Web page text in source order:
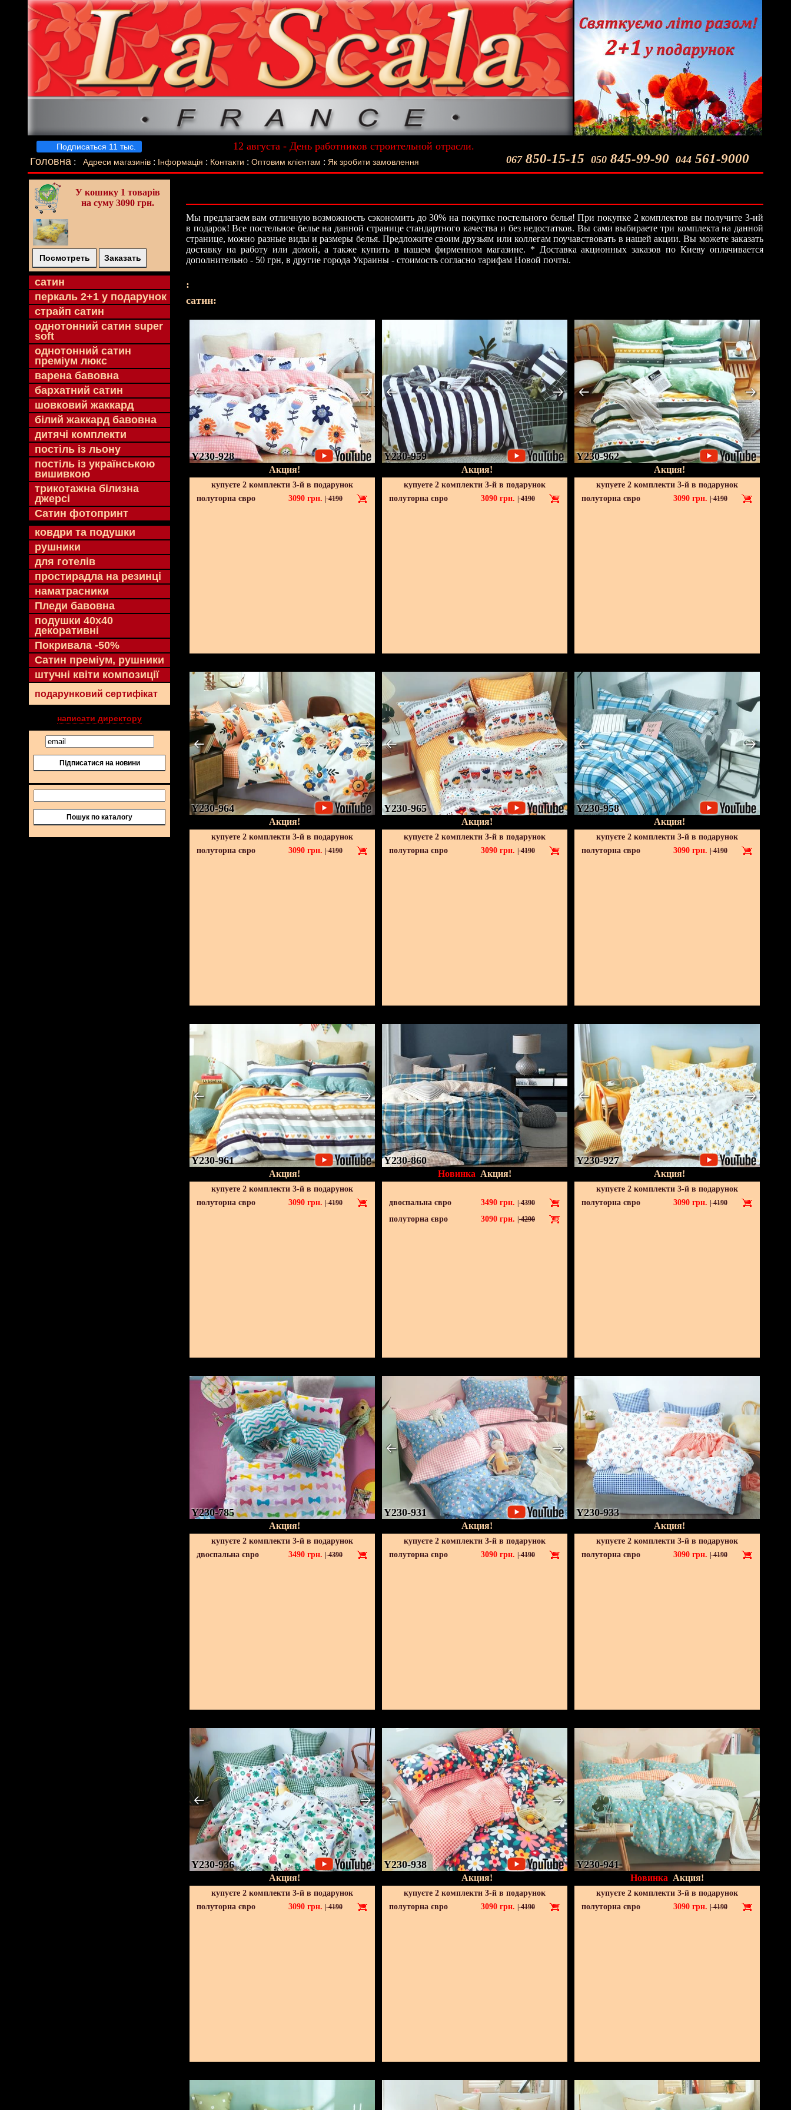
Подписаться 11 тыс.
12 августа - День работников строительной отрасли.
Лучший подарок - Постельное белье La Scala!
067850-15-15 050 845-99-90 044 561-9000
Головна : Адреси магазинів : Інформація : Контакти : Оптовим клієнтам : Як зробити замовлення
У кошику 1 товарів
на суму 3090 грн.
Посмотреть Заказать
cатин
перкаль 2+1 у подарунок
страйп сатин
однотонний сатин super
soft
однотонний сатин
преміум люкс
варена бавовна
бархатний сатин
шовковий жаккард
білий жаккард бавовна
дитячі комплекти
постіль із льону
постіль із українською
вишивкою
трикотажна білизна
джерсі
Сатин фотопринт
ковдри та подушки
рушники
для готелів
простирадла на резинці
наматрасники
Пледи бавовна
подушки 40х40
декоративні
Покривала -50%
Сатин преміум, рушники
штучні квіти композиції
подарунковий сертифікат
написати директору
Підписатися на новини
Пошук по каталогу
Мы предлагаем вам отличную возможность сэкономить до 30% на покупке постельного белья! При покупке 2 комплектов вы получите 3-ий
в подарок! Все постельное белье на данной странице стандартного качества и без недостатков. Вы сами выбираете три комплекта на данной
странице, можно разные виды и размеры белья. Предложите своим друзьям или коллегам поучавствовать в нашей акции. Вы можете заказать
доставку на работу или домой, а также купить в нашем фирменном магазине. * Доставка акционных заказов по Киеву оплачивается
дополнительно - 50 грн, в другие города Украины - стоимость согласно тарифам Новой почты.
:
cатин:
Y230-928
Акция!
купуєте 2 комплекти 3-й в подарунок
полуторна євро
3090 грн. |4190
Y230-959
Акция!
купуете 2 комплекти 3-й в подарунок
полуторна євро
3090 грн. |4190
Y230-962
Акция!
купуете 2 комплекти 3-й в подарунок
полуторна євро
3090 грн. |4190
Y230-964
Акция!
купуете 2 комплекти 3-й в подарунок
полуторна євро
3090 грн. |4190
Y230-965
Акция!
купуєте 2 комплекти 3-й в подарунок
полуторна євро
3090 грн. |4190
Y230-958
Акция!
купуєте 2 комплекти 3-й в подарунок
полуторна євро
3090 грн. |4190
Y230-961
Акция!
купуете 2 комплекти 3-й в подарунок
полуторна євро
3090 грн. |4190
Y230-860
Новинка Акция!
двоспальна євро 3490 грн. 4390
полуторна євро 3090 грн. 4290
Y230-927
Акция!
купуєте 2 комплекти 3-й в подарунок
полуторна євро
3090 грн. |4190
Y230-785
Акция!
купуєте 2 комплекти 3-й в подарунок
двоспальна євро
3490 грн. 4390
Y230-931
Акция!
купуєте 2 комплекти 3-й в подарунок
полуторна євро
3090 грн. |4190
Y230-933
Акция!
купуєте 2 комплекти 3-й в подарунок
полуторна євро
3090 грн. |4190
Y230-936
Акция!
купуєте 2 комплекти 3-й в подарунок
полуторна євро
3090 грн. |4190
Y230-938
Акция!
купуєте 2 комплекти 3-й в подарунок
полуторна євро
3090 грн. |4190
Y230-941
Новинка Акция!
купуєте 2 комплекти 3-й в подарунок
полуторна євро
3090 грн. |4190